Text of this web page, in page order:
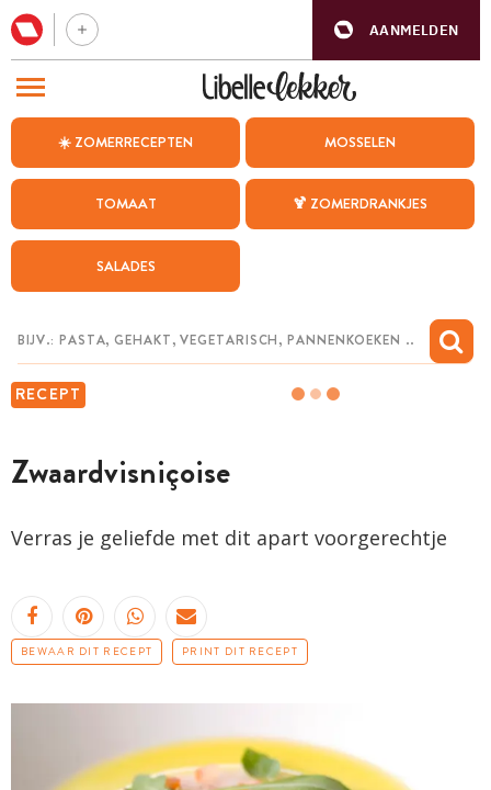
AANMELDEN
☀️ ZOMERRECEPTEN MOSSELEN
TOMAAT 🍹 ZOMERDRANKJES
SALADES
RECEPT
Zwaardvisniçoise
Verras je geliefde met dit apart voorgerechtje
BEWAAR DIT RECEPT PRINT DIT RECEPT
BEZOEK ONZE ANDERE WEBSITES
WEEKMENU
CHAT MET MAIA
MIJN BEWAARDE RECEPTEN